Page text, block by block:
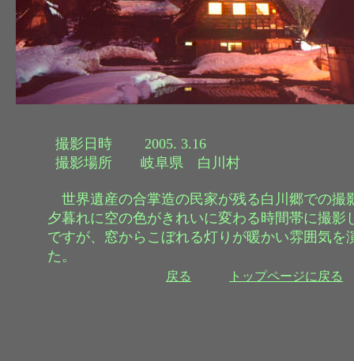
撮影日時 2005. 3.16
撮影場所 岐阜県 白川村
世界遺産の合掌造の民家が残る白川郷での撮
夕暮れに空の色がきれいに変わる時間帯に撮影
ですが、窓からこぼれる灯りが暖かい雰囲気を
た。
トップページに戻る
戻る